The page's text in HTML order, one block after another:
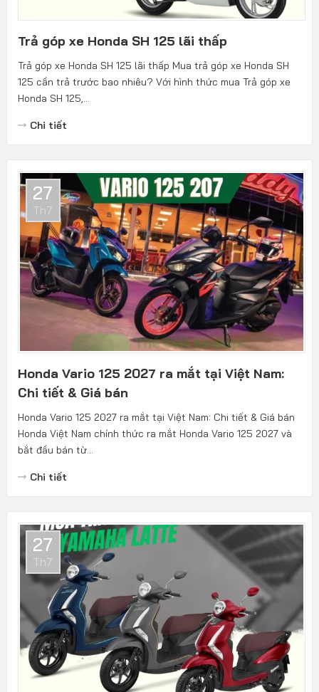
Trả góp xe Honda SH 125 lãi thấp
Trả góp xe Honda SH 125 lãi thấp Mua trả góp xe Honda SH
125 cần trả trước bao nhiêu? Với hình thức mua Trả góp xe
Honda SH 125,...
Chi tiết
27
Th7
Honda Vario 125 2027 ra mắt tại Việt Nam:
Chi tiết & Giá bán
Honda Vario 125 2027 ra mắt tại Việt Nam: Chi tiết & Giá bán
Honda Việt Nam chính thức ra mắt Honda Vario 125 2027 và
bắt đầu bán từ...
Chi tiết
27
Th7